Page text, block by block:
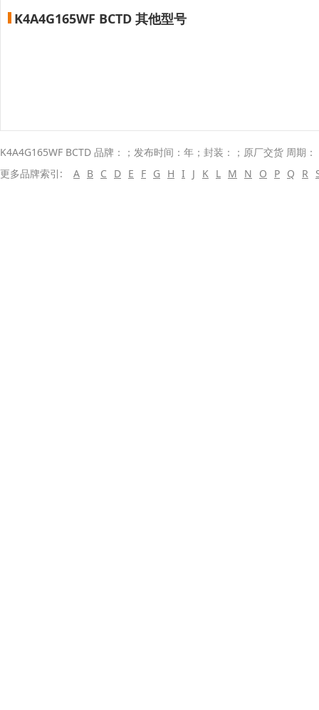
K4A4G165WF BCTD 其他型号
K4A4G165WF BCTD 品牌：；发布时间：年；封装：；原厂交货 周期
更多品牌索引:
A B C D E F G H I J K L M N O P Q R